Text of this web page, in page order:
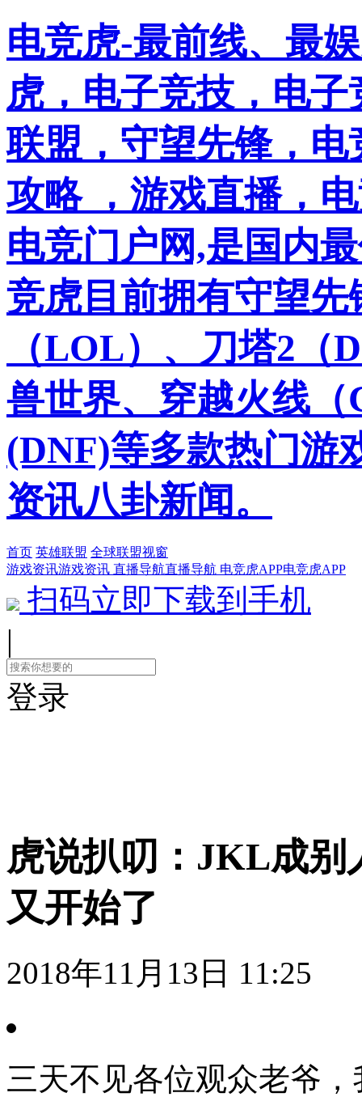
电竞虎-最前线、最
虎，电子竞技，电
联盟，守望先锋，
攻略 ，游戏直播，
电竞门户网,是国内
竞虎目前拥有守望
（LOL）、刀塔2（
兽世界、穿越火线
(DNF)等多款热门游
资讯八卦新闻。
首页 英雄联盟 全球联盟视窗
游戏资讯游戏资讯 直播导航直播导航 电竞虎APP电竞虎APP
扫码立即下载到手机
|
登录
虎说扒叨：JKL成别
又开始了
2018年11月13日
三天不见各位观众老爷